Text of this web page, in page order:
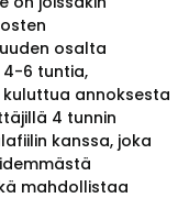
osalta
4-6 tuntia,
kuluttua annoksesta
4 tunnin
kanssa, joka
mahdollistaa